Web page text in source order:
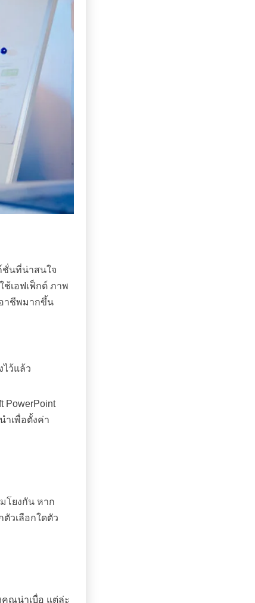
ชั่นที่น่าสนใจ
ช้เอฟเฟ็กต์ ภาพ
าชีพมากขึ้น
ไว้แล้ว
PowerPoint
ำเพื่อตั้งค่า
โยงกัน หาก
ตัวเลือกใดตัว
คุณน่าเบื่อ แต่ล่ะ